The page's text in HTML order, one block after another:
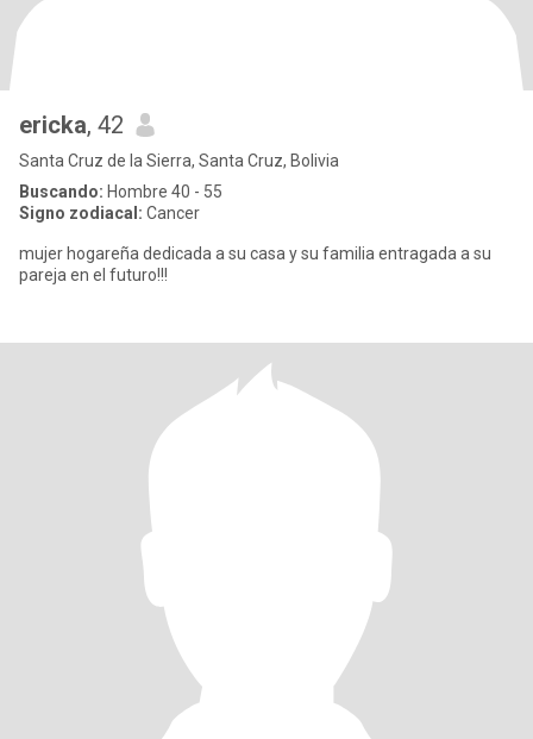
ericka, 42
Santa Cruz de la Sierra, Santa Cruz, Bolivia
Buscando: Hombre 40 - 55
Signo zodiacal: Cancer
mujer hogareña dedicada a su casa y su familia entragada a su
pareja en el futuro!!!